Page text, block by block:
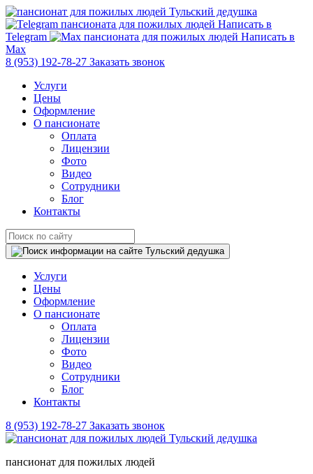
Написать в
Telegram
Написать в
Max
8 (953) 192-78-27 Заказать звонок
Услуги
Цены
Оформление
О пансионате
Оплата
Лицензии
Фото
Видео
Сотрудники
Блог
Контакты
Услуги
Цены
Оформление
О пансионате
Оплата
Лицензии
Фото
Видео
Сотрудники
Блог
Контакты
8 (953) 192-78-27 Заказать звонок
пансионат для пожилых людей